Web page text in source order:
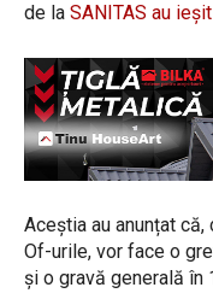
de la SANITAS au
Aceștia au anunțat
Of-urile, vor face o
și o gravă generală în